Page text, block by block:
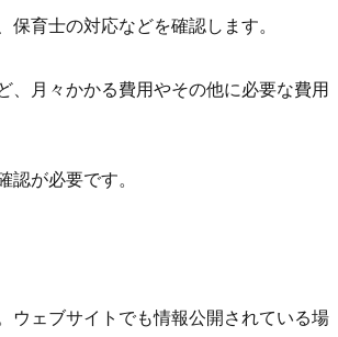
育士の対応などを確認します。
、月々かかる費用やその他に必要な費用
が必要です。
ウェブサイトでも情報公開されている場